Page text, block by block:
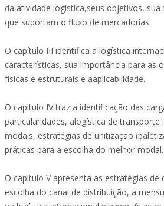
da atividade logística,seus objetivos, sua
que suportam o fluxo de mercadorias.
O capítulo III identifica a logística
características, sua importância para as
físicas e estruturais e aaplicabilidade.
O capítulo IV traz a identificação das
particularidades, alogística de transporte
modais, estratégias de unitização
práticas para a escolha do melhor modal.
O capítulo V apresenta as estratégias de
escolha do canal de distribuição, a